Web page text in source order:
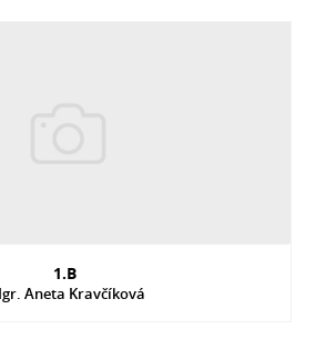
1.B
Aneta Kravčíková